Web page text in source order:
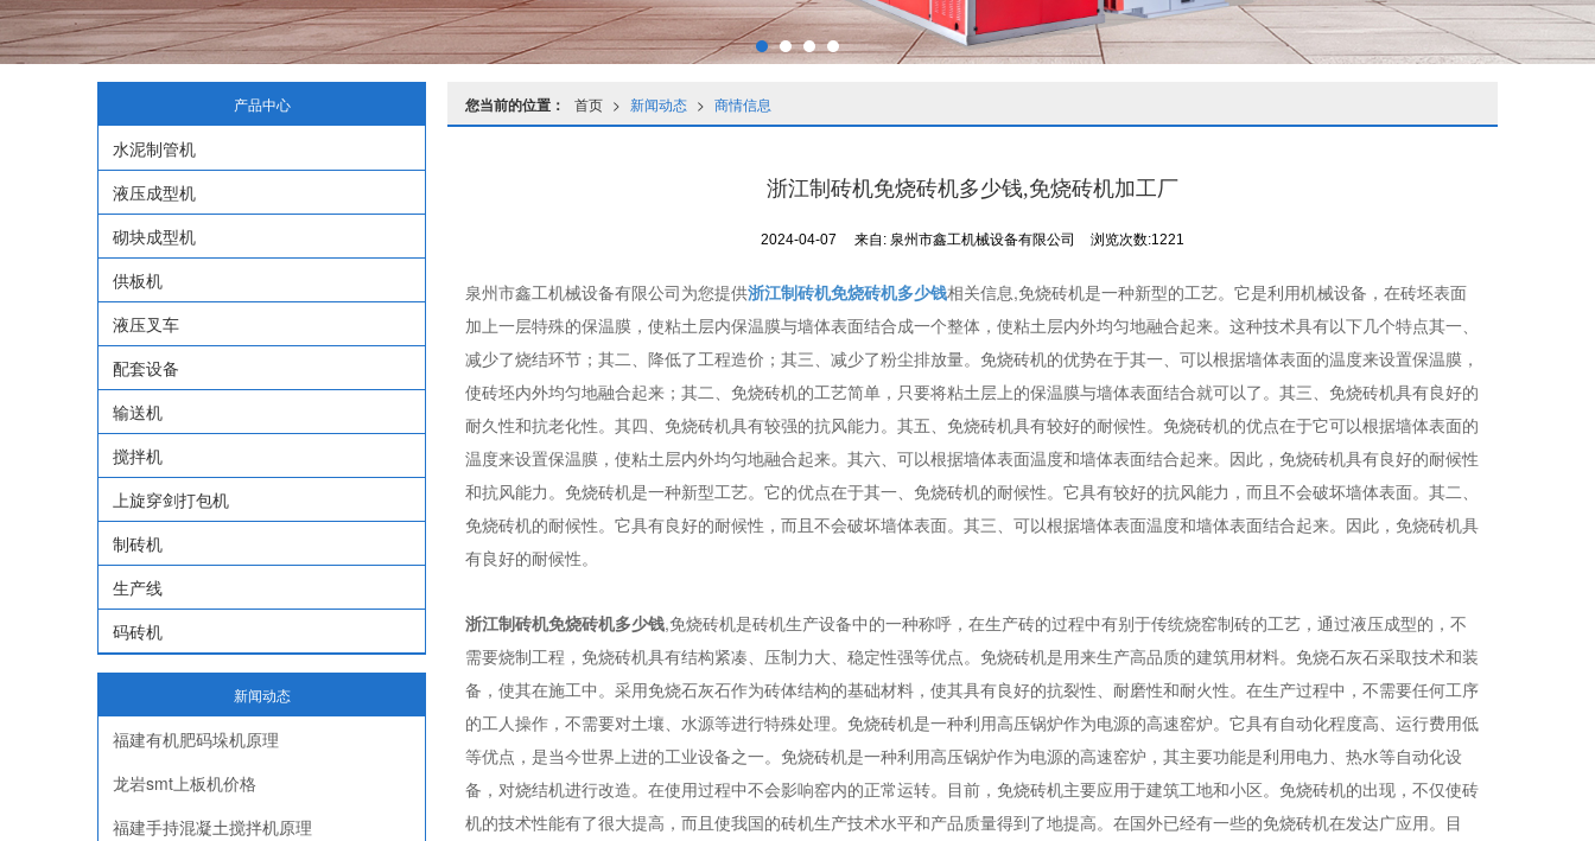
您当前的位置： 首页 > 新闻动态 > 商情信息
浙江制砖机免烧砖机多少钱,免烧砖机加工厂
2024-04-07 来自: 泉州市鑫工机械设备有限公司 浏览次数:1221
泉州市鑫工机械设备有限公司为您提供浙江制砖机免烧砖机多少钱相关信息,免烧砖机是一种新型的工艺。它是利用机械设备，在砖坯表面
加上一层特殊的保温膜，使粘土层内保温膜与墙体表面结合成一个整体，使粘土层内外均匀地融合起来。这种技术具有以下几个特点其一、
减少了烧结环节；其二、降低了工程造价；其三、减少了粉尘排放量。免烧砖机的优势在于其一、可以根据墙体表面的温度来设置保温膜，
使砖坯内外均匀地融合起来；其二、免烧砖机的工艺简单，只要将粘土层上的保温膜与墙体表面结合就可以了。其三、免烧砖机具有良好的
耐久性和抗老化性。其四、免烧砖机具有较强的抗风能力。其五、免烧砖机具有较好的耐候性。免烧砖机的优点在于它可以根据墙体表面的
温度来设置保温膜，使粘土层内外均匀地融合起来。其六、可以根据墙体表面温度和墙体表面结合起来。因此，免烧砖机具有良好的耐候性
和抗风能力。免烧砖机是一种新型工艺。它的优点在于其一、免烧砖机的耐候性。它具有较好的抗风能力，而且不会破坏墙体表面。其二、
免烧砖机的耐候性。它具有良好的耐候性，而且不会破坏墙体表面。其三、可以根据墙体表面温度和墙体表面结合起来。因此，免烧砖机具
有良好的耐候性。
浙江制砖机免烧砖机多少钱,免烧砖机是砖机生产设备中的一种称呼，在生产砖的过程中有别于传统烧窑制砖的工艺，通过液压成型的，不
需要烧制工程，免烧砖机具有结构紧凑、压制力大、稳定性强等优点。免烧砖机是用来生产高品质的建筑用材料。免烧石灰石采取技术和装
备，使其在施工中。采用免烧石灰石作为砖体结构的基础材料，使其具有良好的抗裂性、耐磨性和耐火性。在生产过程中，不需要任何工序
的工人操作，不需要对土壤、水源等进行特殊处理。免烧砖机是一种利用高压锅炉作为电源的高速窑炉。它具有自动化程度高、运行费用低
等优点，是当今世界上进的工业设备之一。免烧砖机是一种利用高压锅炉作为电源的高速窑炉，其主要功能是利用电力、热水等自动化设
备，对烧结机进行改造。在使用过程中不会影响窑内的正常运转。目前，免烧砖机主要应用于建筑工地和小区。免烧砖机的出现，不仅使砖
机的技术性能有了很大提高，而且使我国的砖机生产技术水平和产品质量得到了地提高。在国外已经有一些的免烧砖机在发达广应用。目
产品中心
水泥制管机
液压成型机
砌块成型机
供板机
液压叉车
配套设备
输送机
搅拌机
上旋穿剑打包机
制砖机
生产线
码砖机
新闻动态
福建有机肥码垛机原理
龙岩smt上板机价格
福建手持混凝土搅拌机原理